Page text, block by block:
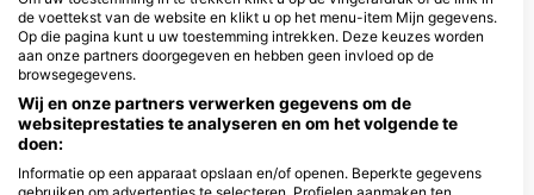
PAROS DIVING CENTER
Golden Beach, 84400 PAROS,
Griekenland
DUIKSTEKKEN IN DE BUURT
de voettekst van de website en klikt u op het menu-item Mijn gegevens.
Op die pagina kunt u uw toestemming intrekken. Deze keuzes worden
aan onze partners doorgegeven en hebben geen invloed op de
browsegegevens.
Wij en onze partners verwerken gegevens om de
websiteprestaties te analyseren en om het volgende te
doen:
Informatie op een apparaat opslaan en/of openen. Beperkte gegevens